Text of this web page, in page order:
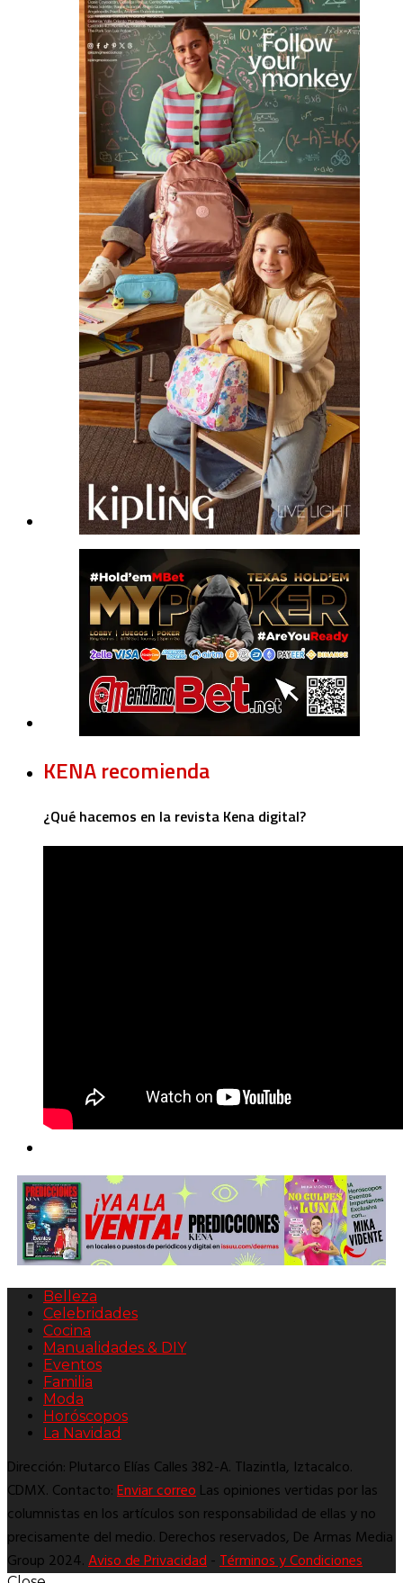
KENA recomienda
¿Qué hacemos en la revista Kena digital?
Belleza
Celebridades
Cocina
Manualidades & DIY
Eventos
Familia
Moda
Horóscopos
La Navidad
Dirección: Plutarco Elías Calles 382-A. Tlazintla, Iztacalco.
CDMX. Contacto:Enviar correoLas opiniones vertidas por las
columnistas en los artículos son responsabilidad de ellas y no
precisamente del medio. Derechos reservados, De Armas Media
Group 2024.Aviso de Privacidad-Términos y Condiciones